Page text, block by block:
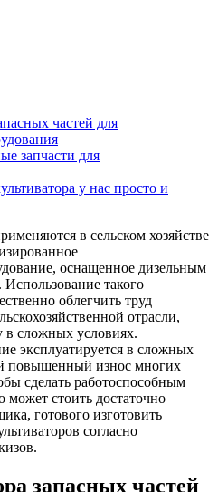
частей для
запчасти для
у нас просто и
в сельском хозяйстве
оснащенное дизельным
такого
облегчить труд
отрасли,
в сложных условиях.
эксплуатируется в сложных
повышенный износ многих
сделать работоспособным
может стоить достаточно
готового изготовить
согласно
запасных частей